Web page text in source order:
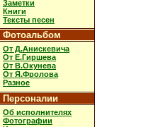
Заметки
Книги
Тексты песен
Фотоальбом
От Д.Анискевича
От Е.Гиршева
От В.Окунева
От Я.Фролова
Разное
Персоналии
Об исполнителях
Фотографии